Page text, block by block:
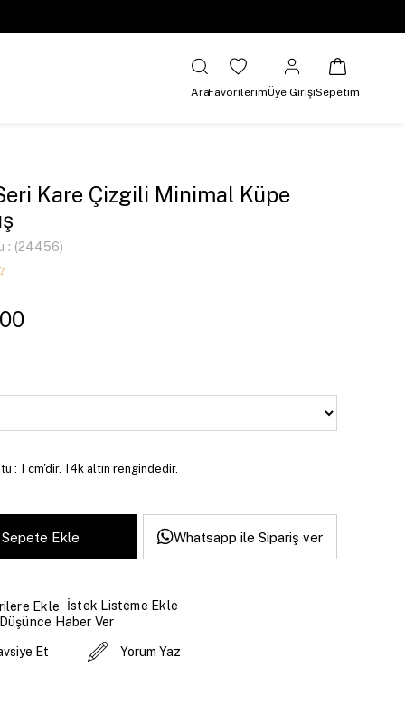
AraFavorilerimÜye GirişiSepetim
Kare Çizgili Minimal Küpe
(24456)
: 1 cm'dir. 14k altın rengindedir.
Whatsapp ile Sipariş ver
Ekle
İstek Listeme Ekle
Haber Ver
Et Yorum Yaz